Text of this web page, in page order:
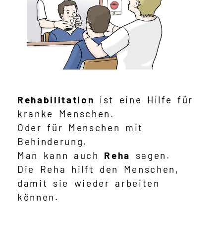
Rehabilitation ist eine Hilfe für
kranke Menschen.
Oder für Menschen mit
Behinderung.
Man kann auch Reha
sagen.
Die Reha hilft den Menschen,
damit sie wieder arbeiten
können.